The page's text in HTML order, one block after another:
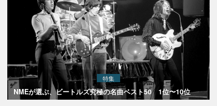
特集
NMEが選ぶ、ビートルズ究極の名曲ベスト50 1位〜10位